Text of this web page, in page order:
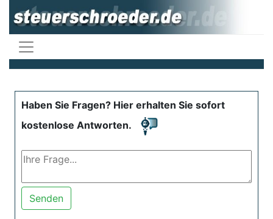
Haben Sie Fragen? Hier erhalten Sie sofort
kostenlose Antworten.
Senden